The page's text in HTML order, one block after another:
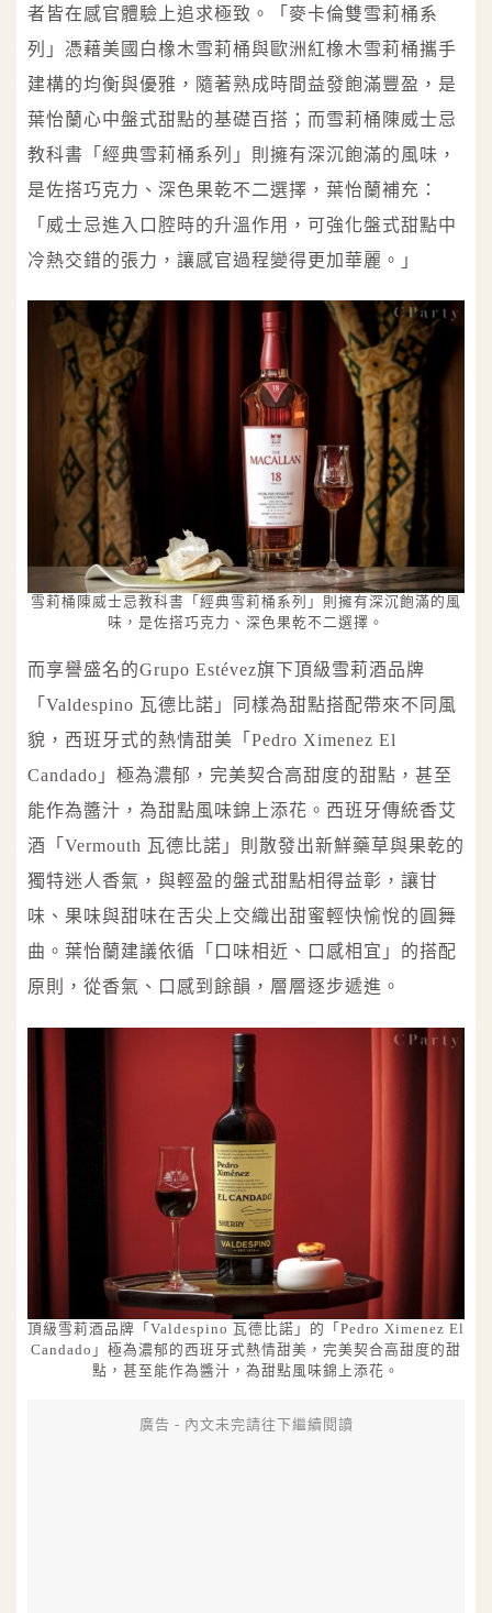
者皆在感官體驗上追求極致。「麥卡倫雙雪莉桶系
列」憑藉美國白橡木雪莉桶與歐洲紅橡木雪莉桶攜手
建構的均衡與優雅，隨著熟成時間益發飽滿豐盈，是
葉怡蘭心中盤式甜點的基礎百搭；而雪莉桶陳威士忌
教科書「經典雪莉桶系列」則擁有深沉飽滿的風味，
是佐搭巧克力、深色果乾不二選擇，葉怡蘭補充：
「威士忌進入口腔時的升溫作用，可強化盤式甜點中
冷熱交錯的張力，讓感官過程變得更加華麗。」
雪莉桶陳威士忌教科書「經典雪莉桶系列」則擁有深沉飽滿的風
味，是佐搭巧克力、深色果乾不二選擇。
而享譽盛名的Grupo Estévez旗下頂級雪莉酒品牌
「Valdespino 瓦德比諾」同樣為甜點搭配帶來不同風
貌，西班牙式的熱情甜美「Pedro Ximenez El
Candado」極為濃郁，完美契合高甜度的甜點，甚至
能作為醬汁，為甜點風味錦上添花。西班牙傳統香艾
酒「Vermouth 瓦德比諾」則散發出新鮮藥草與果乾的
獨特迷人香氣，與輕盈的盤式甜點相得益彰，讓甘
味、果味與甜味在舌尖上交織出甜蜜輕快愉悅的圓舞
曲。葉怡蘭建議依循「口味相近、口感相宜」的搭配
原則，從香氣、口感到餘韻，層層逐步遞進。
頂級雪莉酒品牌「Valdespino 瓦德比諾」的「Pedro Ximenez El
Candado」極為濃郁的西班牙式熱情甜美，完美契合高甜度的甜
點，甚至能作為醬汁，為甜點風味錦上添花。
廣告 - 內文未完請往下繼續閱讀